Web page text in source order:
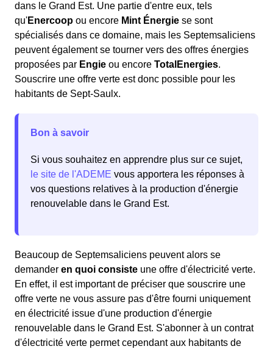
dans le Grand Est. Une partie d'entre eux, tels
qu'Enercoop ou encore Mint Énergie se sont
spécialisés dans ce domaine, mais les Septemsaliciens
peuvent également se tourner vers des offres énergies
proposées par Engie ou encore TotalEnergies.
Souscrire une offre verte est donc possible pour les
habitants de Sept-Saulx.
Bon à savoir
Si vous souhaitez en apprendre plus sur ce sujet,
le site de l'ADEME vous apportera les réponses à
vos questions relatives à la production d'énergie
renouvelable dans le Grand Est.
Beaucoup de Septemsaliciens peuvent alors se
demander en quoi consiste une offre d'électricité verte.
En effet, il est important de préciser que souscrire une
offre verte ne vous assure pas d'être fourni uniquement
en électricité issue d'une production d'énergie
renouvelable dans le Grand Est. S'abonner à un contrat
d'électricité verte permet cependant aux habitants de